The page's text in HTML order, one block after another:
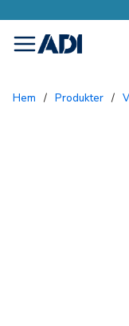
menu
Hem / Produkter /